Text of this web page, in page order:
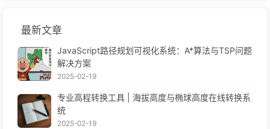
最新文章
JavaScript路径规划可视化系统：A*算法与TSP问题
解决方案
2025-02-19
专业高程转换工具 | 海拔高度与椭球高度在线转换系
统
2025-02-19